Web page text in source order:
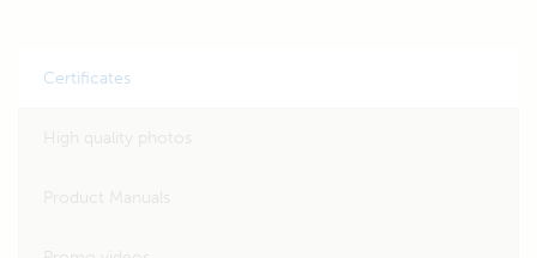
Certificates